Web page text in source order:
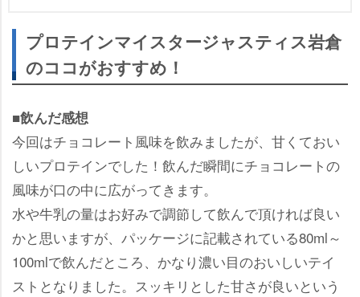
プロテインマイスタージャスティス岩倉
のココがおすすめ！
■飲んだ感想
今回はチョコレート風味を飲みましたが、甘くておい
しいプロテインでした！飲んだ瞬間にチョコレートの
風味が口の中に広がってきます。
水や牛乳の量はお好みで調節して飲んで頂ければ良い
かと思いますが、パッケージに記載されている80ml～
100mlで飲んだところ、かなり濃い目のおいしいテイ
ストとなりました。スッキリとした甘さが良いという